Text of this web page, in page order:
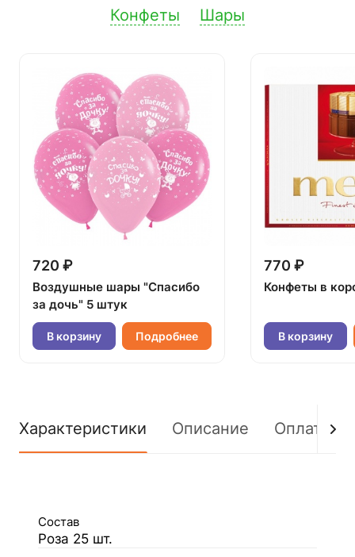
Конфеты Шары
720 ₽
Воздушные шары "Спасибо
за дочь" 5 штук
В корзину Подробнее
770 ₽
Конфеты в
В корзину
Характеристики Описание Оплата
Состав
Роза 25 шт.